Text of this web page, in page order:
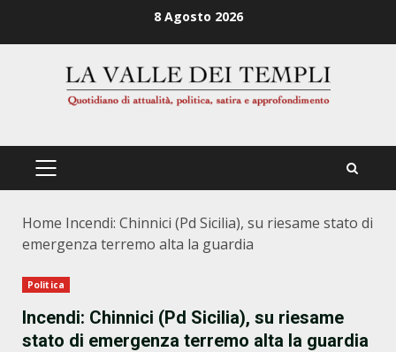
8 Agosto 2026
PRIMÄRES
Home Incendi: Chinnici (Pd Sicilia), su riesame stato di
emergenza terremo alta la guardia
Politica
Incendi: Chinnici (Pd Sicilia), su riesame
stato di emergenza terremo alta la guardia